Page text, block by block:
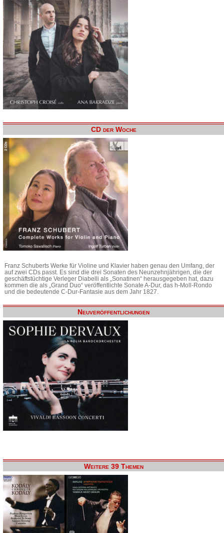
CD der Woche
Franz Schuberts Werke für Violine und Klavier haben genau den Umfang, der
auf zwei CDs passt. Es sind die drei Sonaten des Neunzehnjährigen, die der
geschäftstüchtige Verleger Diabelli als „Sonatinen“ herausgegeben hat, dazu
kommen die als „Grand Duo“ veröffentlichte Sonate A-Dur, das h-Moll-Rondo
und die bedeutende C-Dur-Fantasie aus dem Jahr 1827.
Neuveröffentlichungen
Weitere 39 Themen